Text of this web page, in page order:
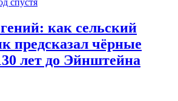
спустя
как сельский
предсказал чёрные
лет до Эйнштейна